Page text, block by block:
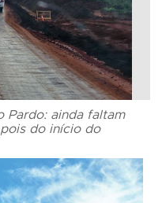
Pardo: ainda faltam
do início do